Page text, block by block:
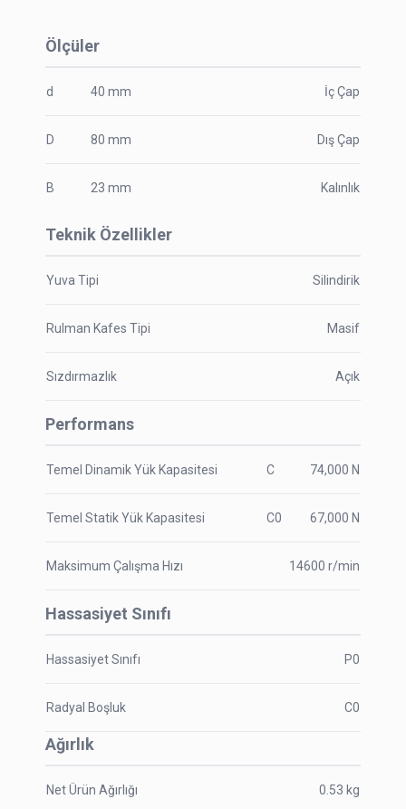
Ölçüler
d 40 mm İç Çap
D 80 mm Dış Çap
B 23 mm Kalınlık
Teknik Özellikler
Yuva Tipi Silindirik
Rulman Kafes Tipi Masif
Sızdırmazlık Açık
Performans
Temel Dinamik Yük Kapasitesi C 74,000 N
Temel Statik Yük Kapasitesi C0 67,000 N
Maksimum Çalışma Hızı 14600 r/min
Hassasiyet Sınıfı
Hassasiyet Sınıfı P0
Radyal Boşluk C0
Ağırlık
Net Ürün Ağırlığı 0.53 kg